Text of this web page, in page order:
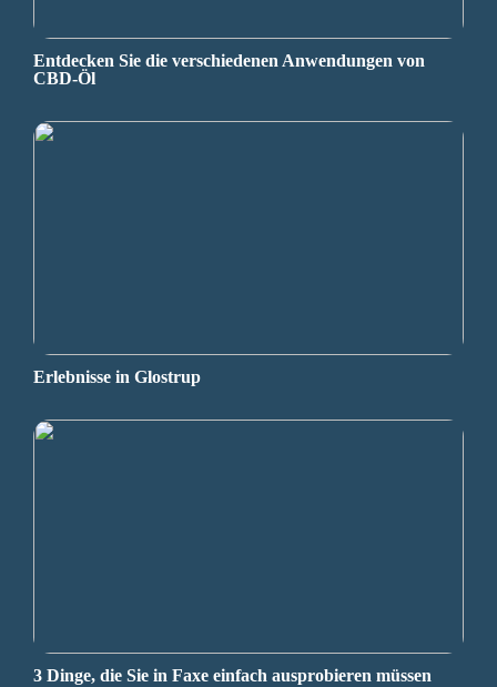
Entdecken Sie die verschiedenen Anwendungen von
CBD-Öl
Erlebnisse in Glostrup
3 Dinge, die Sie in Faxe einfach ausprobieren müssen